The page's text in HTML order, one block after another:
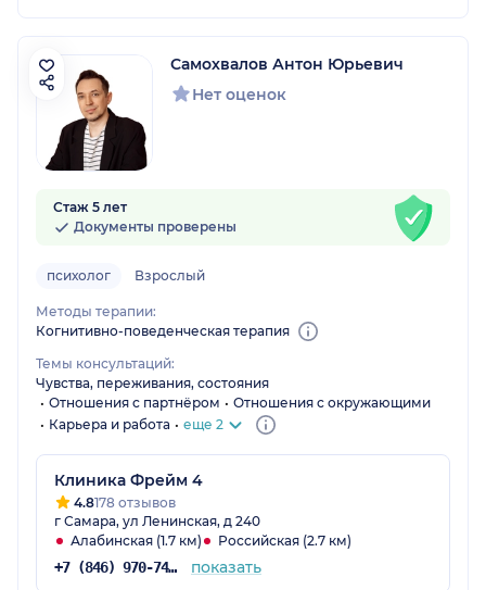
Самохвалов Антон Юрьевич
Нет оценок
Стаж 5 лет
Документы проверены
психолог Взрослый
Методы терапии:
Когнитивно-поведенческая терапия
Темы консультаций:
Чувства, переживания, состояния
Отношения с партнёром
Отношения с окружающими
Карьера и работа
еще 2
Клиника Фрейм 4
4.8178 отзывов
г Самара, ул Ленинская, д 240
Алабинская (1.7 км)
Российская (2.7 км)
+7 (846) 970-74-02 показать